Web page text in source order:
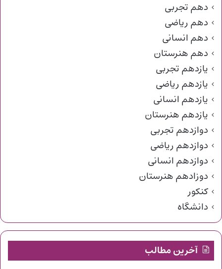
دهم تجربی
دهم ریاضی
دهم انسانی
دهم هنرستان
یازدهم تجربی
یازدهم ریاضی
یازدهم انسانی
یازدهم هنرستان
دوازدهم تجربی
دوازدهم ریاضی
دوازدهم انسانی
دوزادهم هنرستان
کنکور
دانشگاه
آخرین مطالب